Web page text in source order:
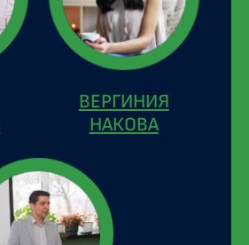
ВЕРГИНИЯ
НАКОВА